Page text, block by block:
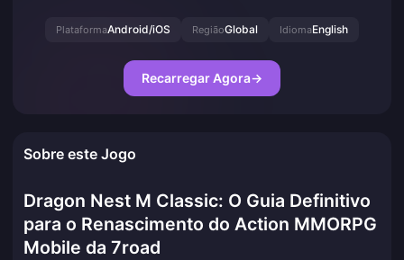
PlataformaAndroid/iOS RegiãoGlobal IdiomaEnglish
Recarregar Agora→
Sobre este Jogo
Dragon Nest M Classic: O Guia Definitivo
para o Renascimento do Action MMORPG
Mobile da 7road